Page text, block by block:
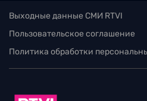
Выходные данные СМИ RTVI
Пользовательское соглашение
Политика обработки